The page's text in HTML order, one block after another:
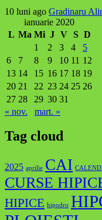
10 luni ago Gradinaru
ianuarie 2020
L Ma Mi J V S D
1
2 3 4
5
6
7 8 9 10 11 12
13 14 15 16 17 18 19
20 21 22 23 24 25 26
27 28 29 30 31
« nov.
mart. »
Tag cloud
2025 aprilie CAI
CURSE
HIPICE hipodro